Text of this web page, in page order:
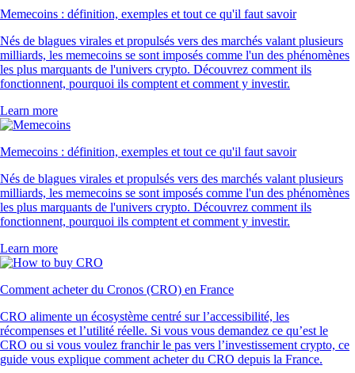
Memecoins : définition, exemples et tout ce qu'il faut savoir
Nés de blagues virales et propulsés vers des marchés valant plusieurs
milliards, les memecoins se sont imposés comme l'un des phénomènes
les plus marquants de l'univers crypto. Découvrez comment ils
fonctionnent, pourquoi ils comptent et comment y investir.
Learn more
Memecoins : définition, exemples et tout ce qu'il faut savoir
Nés de blagues virales et propulsés vers des marchés valant plusieurs
milliards, les memecoins se sont imposés comme l'un des phénomènes
les plus marquants de l'univers crypto. Découvrez comment ils
fonctionnent, pourquoi ils comptent et comment y investir.
Learn more
Comment acheter du Cronos (CRO) en France
CRO alimente un écosystème centré sur l’accessibilité, les
récompenses et l’utilité réelle. Si vous vous demandez ce qu’est le
CRO ou si vous voulez franchir le pas vers l’investissement crypto, ce
guide vous explique comment acheter du CRO depuis la France.